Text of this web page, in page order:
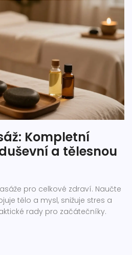
Kompletní
a tělesnou
pro celkové zdraví. Naučte
tělo a mysl, snižuje stres a
rady pro začátečníky.